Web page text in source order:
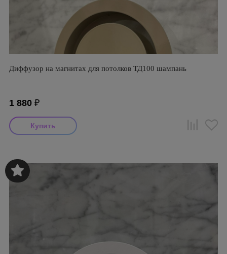
Диффузор на магнитах для потолков ТД100 шампань
1 880 ₽